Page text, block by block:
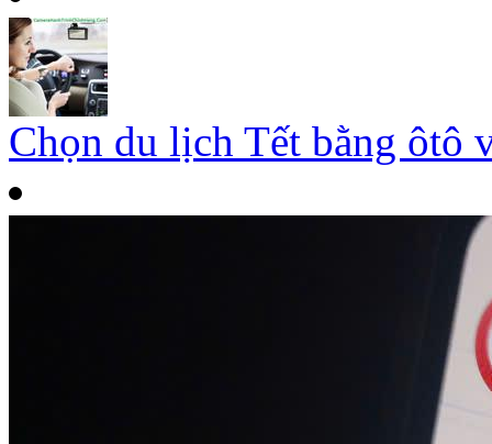
Chọn du lịch Tết bằng ôtô